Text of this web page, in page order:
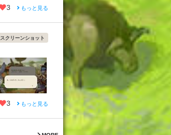
3 もっと見る
スクリーンショット
3 もっと見る